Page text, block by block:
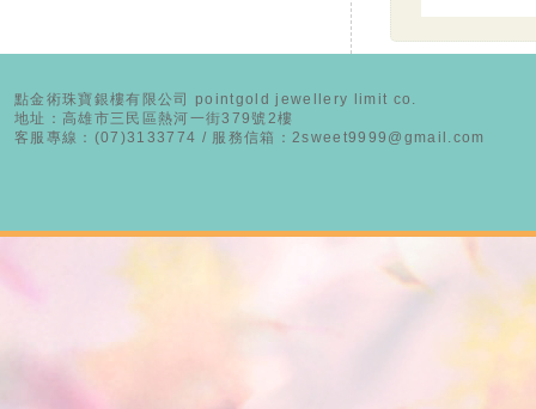
點金術珠寶銀樓有限公司 pointgold jewellery limit co.
地址：高雄市三民區熱河一街379號2樓
客服專線：(07)3133774 / 服務信箱：2sweet9999@gmail.com